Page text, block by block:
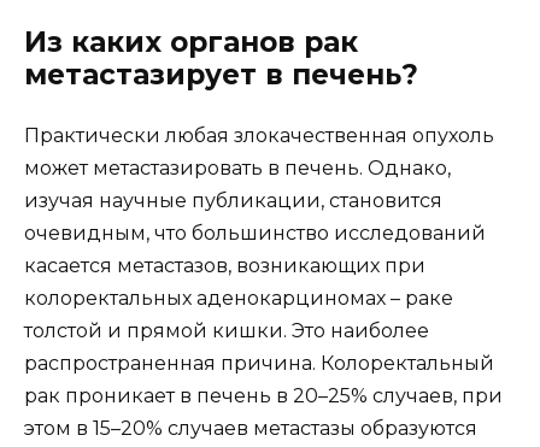
Из каких органов рак
метастазирует в печень?
Практически любая злокачественная опухоль
может метастазировать в печень. Однако,
изучая научные публикации, становится
очевидным, что большинство исследований
касается метастазов, возникающих при
колоректальных аденокарциномах – раке
толстой и прямой кишки. Это наиболее
распространенная причина. Колоректальный
рак проникает в печень в 20–25% случаев, при
этом в 15–20% случаев метастазы образуются